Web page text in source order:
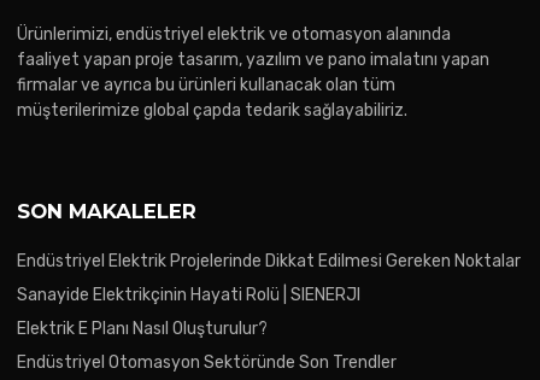
Ürünlerimizi, endüstriyel elektrik ve otomasyon alanında
faaliyet yapan proje tasarım, yazılım ve pano imalatını yapan
firmalar ve ayrıca bu ürünleri kullanacak olan tüm
müşterilerimize global çapda tedarik sağlayabiliriz.
SON MAKALELER
Endüstriyel Elektrik Projelerinde Dikkat Edilmesi Gereken Noktalar
Sanayide Elektrikçinin Hayati Rolü | SIENERJI
Elektrik E Planı Nasıl Oluşturulur?
Endüstriyel Otomasyon Sektöründe Son Trendler